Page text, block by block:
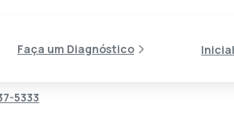
Faça um Diagnóstico Inicial
5333